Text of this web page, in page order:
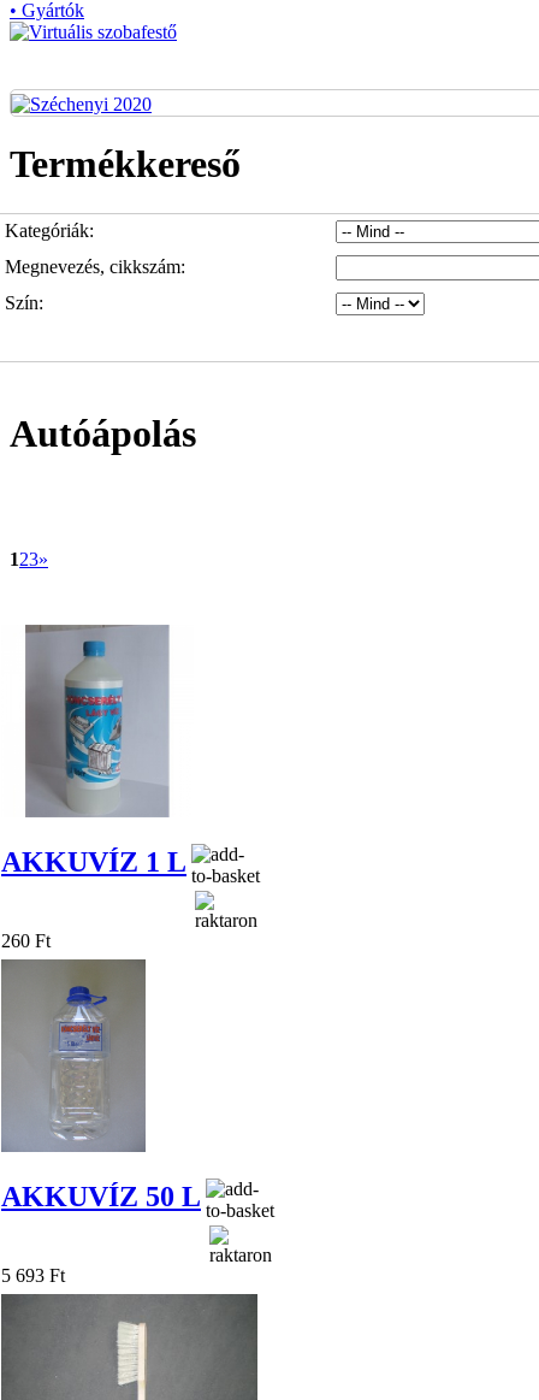
• Gyártók
Termékkereső
Kategóriák:
Megnevezés, cikkszám:
Szín:
Autóápolás
123»
AKKUVÍZ 1 L
260 Ft
AKKUVÍZ 50 L
5 693 Ft